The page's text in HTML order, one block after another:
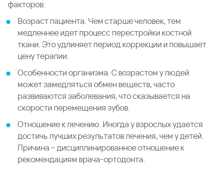
факторов:
Возраст пациента. Чем старше человек, тем
медленнее идет процесс перестройки костной
ткани. Это удлиняет период коррекции и повышает
цену терапии.
Особенности организма. С возрастом у людей
может замедляться обмен веществ, часто
развиваются заболевания, что сказывается на
скорости перемещения зубов.
Отношение к лечению. Иногда у взрослых удается
достичь лучших результатов лечения, чем у детей.
Причина – дисциплинированное отношение к
рекомендациям врача-ортодонта.